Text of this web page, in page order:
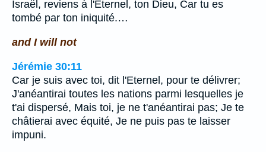
Israël, reviens à l'Eternel, ton Dieu, Car tu es
tombé par ton iniquité.…
and I will not
Jérémie 30:11
Car je suis avec toi, dit l'Eternel, pour te délivrer;
J'anéantirai toutes les nations parmi lesquelles je
t'ai dispersé, Mais toi, je ne t'anéantirai pas; Je te
châtierai avec équité, Je ne puis pas te laisser
impuni.